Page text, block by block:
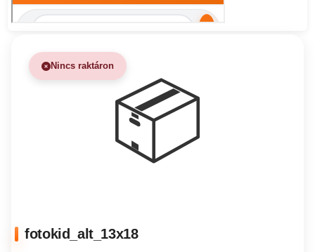
📦
Nincs raktáron
fotokid_alt_13x18